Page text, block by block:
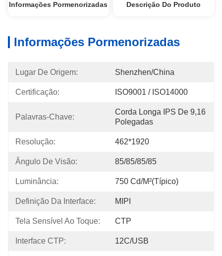
Informações Pormenorizadas Descrição Do Produto
Informações Pormenorizadas
Lugar De Origem: Shenzhen/China
Certificação: ISO9001 / ISO14000
Palavras-Chave:
Corda Longa IPS De 9,16
Polegadas
Resolução: 462*1920
Ângulo De Visão: 85/85/85/85
Luminância: 750 Cd/m²(Típico)
Definição Da Interface: MIPI
Tela Sensível Ao Toque: CTP
Interface CTP: 12C/USB